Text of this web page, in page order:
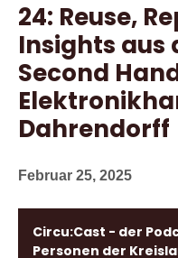
24: Reuse,
Insights aus
Second
Dahrendorff
Februar 25, 2025